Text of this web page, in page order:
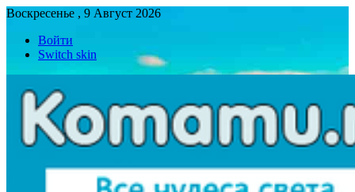
Воскресенье , 9 Август 2026
Войти
Switch skin